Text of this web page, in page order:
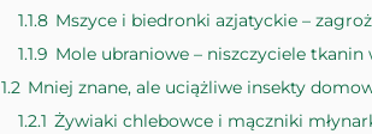
1.1.8 Mszyce i biedronki azjatyckie –
1.1.9 Mole ubraniowe – niszczyciele
1.2 Mniej znane, ale uciążliwe insekty
1.2.1 Żywiaki chlebowce i mączniki